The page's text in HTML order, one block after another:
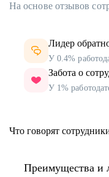
На основе отзывов
Лидер
У 0.4%
Забота о
У 1%
Что говорят
Преимущества и